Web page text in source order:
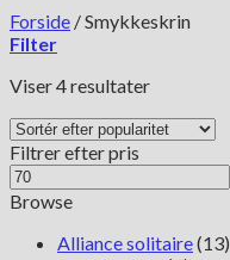
Forside /Smykkeskrin
Filter
Viser 4 resultaterSorteret
popularitet
Filtrer efter pris
Mindste
pris
Browse
Alliance solitaire(13)